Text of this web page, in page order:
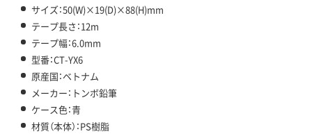
サイズ：50(W)×19(D)×88(H)mm
テープ長さ：12m
テープ幅：6.0mm
型番：CT-YX6
原産国：ベトナム
メーカー：トンボ鉛筆
ケース色：青
材質（本体）：PS樹脂